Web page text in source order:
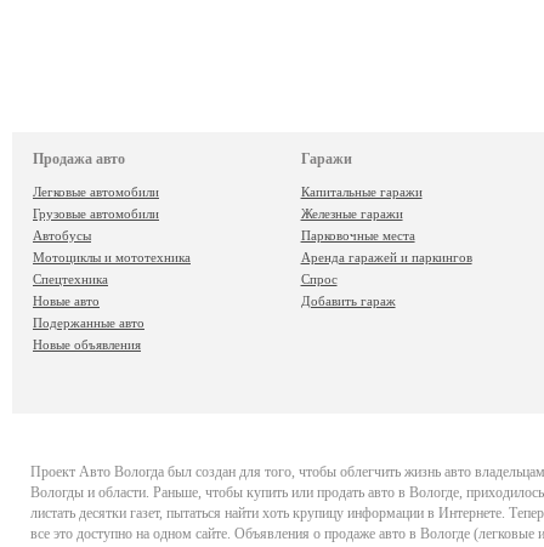
Продажа авто
Легковые автомобили
Грузовые автомобили
Автобусы
Мотоциклы и мототехника
Спецтехника
Новые авто
Подержанные авто
Новые объявления
Гаражи
Капитальные гаражи
Железные гаражи
Парковочные места
Аренда гаражей и паркингов
Спрос
Добавить гараж
Проект Авто Вологда был создан для того, чтобы облегчить жизнь авто владельцам
Вологды и области. Раньше, чтобы купить или продать авто в Вологде, приходилось
листать десятки газет, пытаться найти хоть крупицу информации в Интернете.
все это доступно на одном сайте. Объявления о продаже авто в Вологде (легковые и